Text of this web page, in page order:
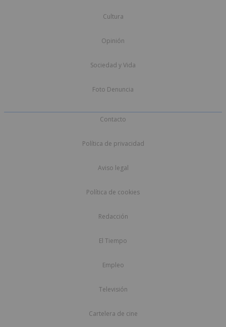
Cultura
Opinión
Sociedad y Vida
Foto Denuncia
Contacto
Política de privacidad
Aviso legal
Política de cookies
Redacción
El Tiempo
Empleo
Televisión
Cartelera de cine